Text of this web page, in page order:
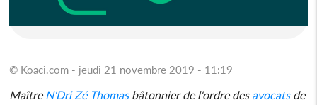
© Koaci.com - jeudi 21 novembre 2019 - 11:19
MaîtreN'Dri Zé Thomasbâtonnier de l'ordre desavocatsde